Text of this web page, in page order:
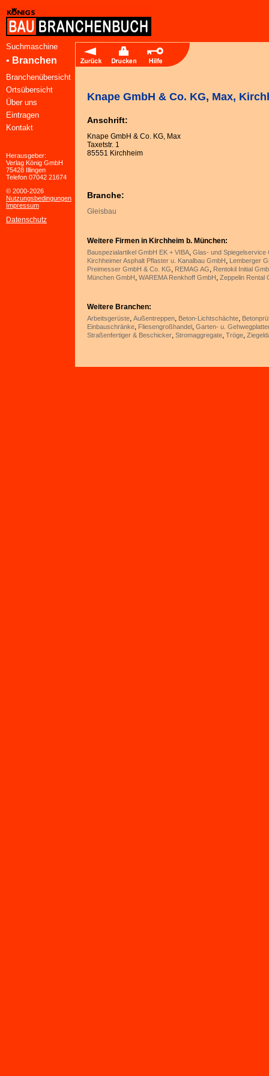
Suchmaschine
• Branchen
Branchenübersicht
Ortsübersicht
Über uns
Eintragen
Kontakt
Herausgeber:
Verlag König GmbH
75428 Illingen
Telefon 07042 21674
© 2000-2026
Nutzungsbedingungen
Impressum
Datenschutz
Knape GmbH & Co. KG, Max,
Anschrift:
Knape GmbH & Co. KG, Max
Taxetstr. 1
85551 Kirchheim
Branche:
Gleisbau
Weitere Firmen in Kirchheim b. München:
Bauspezialartikel GmbH EK + VIBA, Glas- und Spiegelservice
Kirchheimer Asphalt Pflaster u. Kanalbau GmbH, Lemberger
Preimesser GmbH & Co. KG, REMAG AG, Rentokil Initial
München GmbH, WAREMA Renkhoff GmbH, Zeppelin Rental
Weitere Branchen:
Arbeitsgerüste, Außentreppen, Beton-Lichtschächte,
Einbauschränke, Fliesengroßhandel, Garten- u.
Straßenfertiger & Beschicker, Stromaggregate, Tröge,